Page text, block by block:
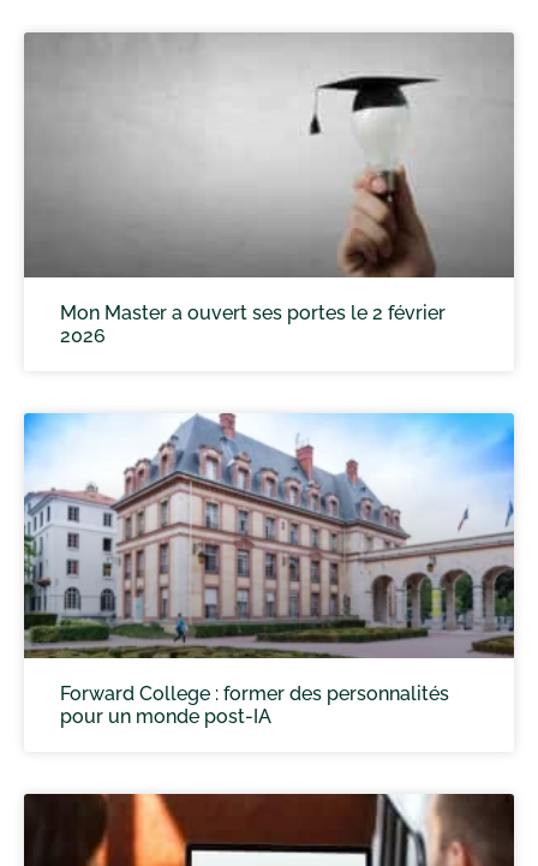
Mon Master a ouvert ses portes le 2 février
2026
Forward College : former des personnalités
pour un monde post-IA